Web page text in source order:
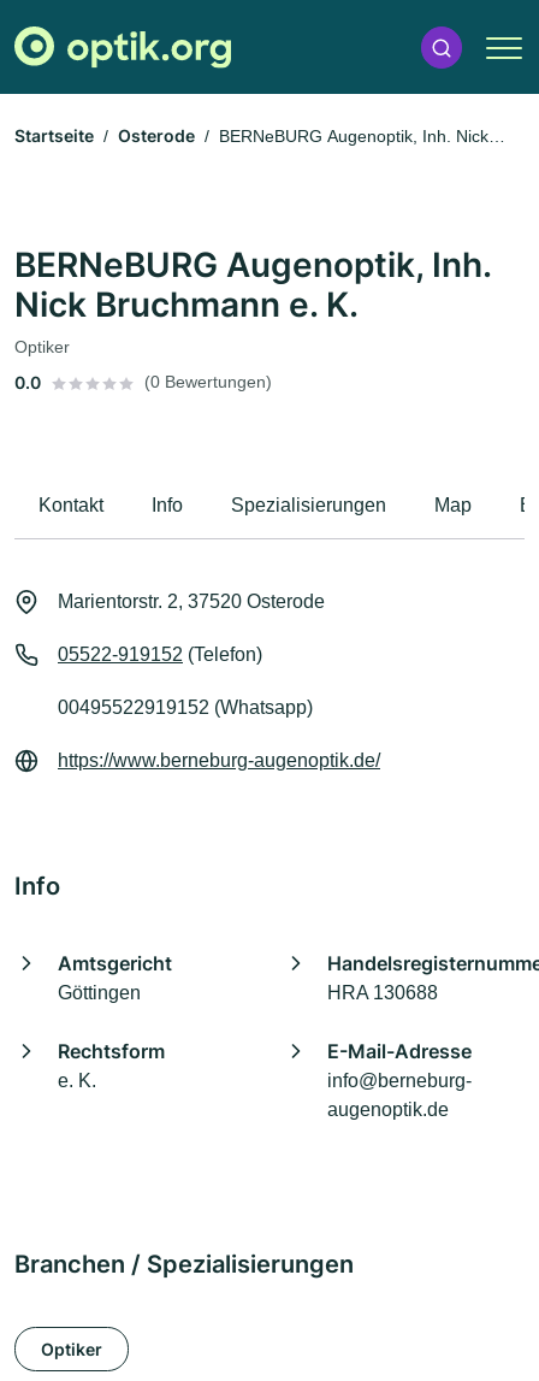
Startseite Osterode
BERNeBURG Augenoptik, Inh. Nick
BERNeBURG Augenoptik, Inh.
Nick Bruchmann e. K.
Optiker
0.0 (0 Bewertungen)
Kontakt Info Spezialisierungen Map
Marientorstr. 2, 37520 Osterode
05522-919152 (Telefon)
00495522919152 (Whatsapp)
https://www.berneburg-augenoptik.de/
Info
Amtsgericht
Göttingen HRA 130688
Rechtsform
e. K.
E-Mail-Adresse
info@berneburg-
augenoptik.de
Branchen / Spezialisierungen
Optiker